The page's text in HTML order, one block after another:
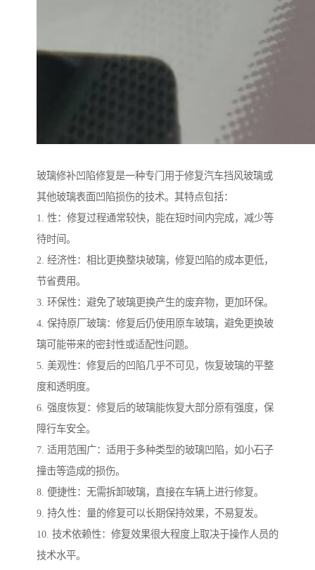
玻璃修补凹陷修复是一种专门用于修复汽车挡风玻璃或
其他玻璃表面凹陷损伤的技术。其特点包括：
1. 性：修复过程通常较快，能在短时间内完成，减少等
待时间。
2. 经济性：相比更换整块玻璃，修复凹陷的成本更低，
节省费用。
3. 环保性：避免了玻璃更换产生的废弃物，更加环保。
4. 保持原厂玻璃：修复后仍使用原车玻璃，避免更换玻
璃可能带来的密封性或适配性问题。
5. 美观性：修复后的凹陷几乎不可见，恢复玻璃的平整
度和透明度。
6. 强度恢复：修复后的玻璃能恢复大部分原有强度，保
障行车安全。
7. 适用范围广：适用于多种类型的玻璃凹陷，如小石子
撞击等造成的损伤。
8. 便捷性：无需拆卸玻璃，直接在车辆上进行修复。
9. 持久性：量的修复可以长期保持效果，不易复发。
10. 技术依赖性：修复效果很大程度上取决于操作人员的
技术水平。